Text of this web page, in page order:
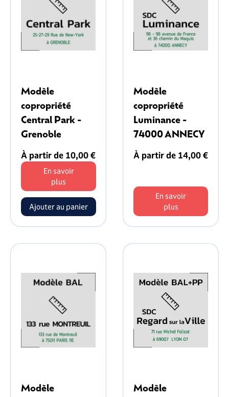
Modèle
copropriété
Central Park -
Grenoble
À partir de 10,00 €
En savoir
plus
Modèle
copropriété
Luminance -
74000 ANNECY
À partir de 14,00 €
En savoir
plus
Modèle
Modèle